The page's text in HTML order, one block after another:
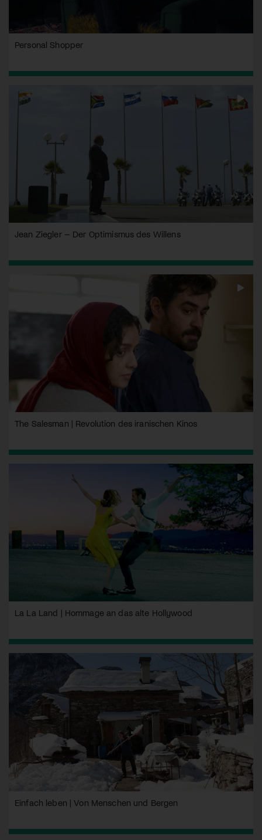
Personal Shopper
Jean Ziegler – Der Optimismus des Willens
The Salesman | Revolution des iranischen Kinos
La La Land | Hommage an das alte Hollywood
Einfach leben | Von Menschen und Bergen